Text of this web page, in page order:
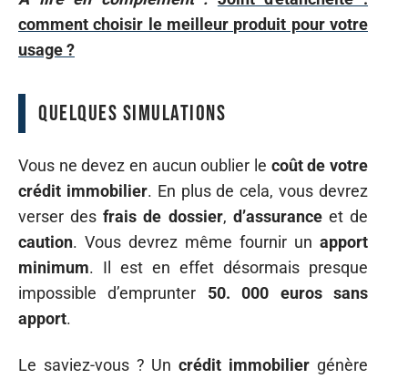
comment choisir le meilleur produit pour votre
usage ?
Quelques simulations
Vous ne devez en aucun oublier le coût de votre
crédit immobilier. En plus de cela, vous devrez
verser desfrais de dossier, d’assuranceet de
caution. Vous devrez même fournir un apport
minimum. Il est en effet désormais presque
impossible d’emprunter 50. 000 euros sans
apport.
Le saviez-vous ? Uncrédit immobilier génère